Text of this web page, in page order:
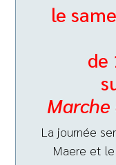
le
de
Marche
La journée
Maere et